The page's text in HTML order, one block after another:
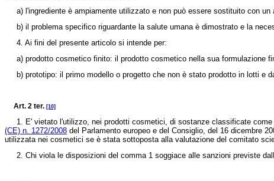
a) l'ingrediente è ampiamente utilizzato e non può essere sostituito con un
b) il problema specifico riguardante la salute umana è dimostrato e la
4. Ai fini del presente articolo si intende per:
a) prodotto cosmetico finito: il prodotto cosmetico nella sua formulazione
b) prototipo: il primo modello o progetto che non è stato prodotto in lotti e
Art. 2 ter. [10]
1. E' vietato l'utilizzo, nei prodotti cosmetici, di sostanze classificate come
(CE) n. 1272/2008 del Parlamento europeo e del Consiglio, del 16 dicembre
utilizzata nei cosmetici se è stata sottoposta alla valutazione del comitato
2. Chi viola le disposizioni del comma 1 soggiace alle sanzioni previste